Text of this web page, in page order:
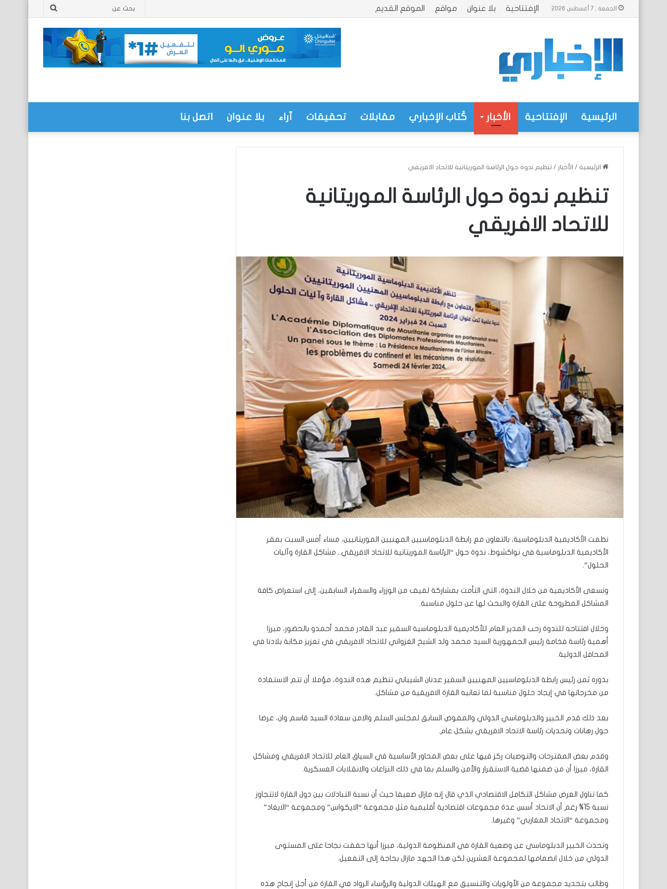
الجمعة , 7 أغسطس 2026 الإفتتاحية بلا عنوان مواقع الموقع القديم بحث
الرئيسية الإفتتاحية الأخبار كُتاب الإخباري مقابلات تحقيقات آراء بلا عنوان اتصل بنا
الرئيسية / الأخبار / تنظيم ندوة حول الرئاسة الموريتانية للاتحاد الافريقي
تنظيم ندوة حول الرئاسة الموريتانية
للاتحاد الافريقي
نظمت الأكاديمية الدبلوماسية، بالتعاون مع رابطة الدبلوماسيين المهنيين الموريتانيين، مساء أمس السبت بمقر
الأكاديمية الدبلوماسية في نواكشوط، ندوة حول “الرئاسة الموريتانية للاتحاد الافريقي.. مشاكل القارة وآليات
الحلول”.
وتسعى الأكاديمية من خلال الندوة، التي التأمت بمشاركة لفيف من الوزراء والسفراء السابقين، إلى استعراض كافة
المشاكل المطروحة على القارة والبحث لها عن حلول مناسبة.
وخلال افتتاحه للندوة رحب المدير العام للأكاديمية الدبلوماسية السفير عبد القادر محمد أحمدو بالحضور، مبرزا
أهمية رئاسة فخامة رئيس الجمهورية السيد محمد ولد الشيخ الغزواني للاتحاد الافريقي في تعزيز مكانة بلادنا في
المحافل الدولية.
بدوره ثمن رئيس رابطة الدبلوماسيين المهنيين السفير عدنان الشيباني تنظيم هذه الندوة، مؤملا أن تتم الاستفادة
من مخرجاتها في إيجاد حلول مناسبة لما تعانيه القارة الافريقية من مشاكل.
بعد ذلك قدم الخبير والدبلوماسي الدولي والمفوض السابق لمجلس السلم والامن سعادة السيد قاسم وان، عرضا
حول رهانات وتحديات رئاسة الاتحاد الافريقي بشكل عام.
وقدم بعض المقترحات والتوصيات ركز فيها على بعض المحاور الأساسية في السياق العام للاتحاد الافريقي ومشاكل
القارة، مبرزا أن من ضمنها قضية الاستقرار والأمن والسلم بما في ذلك النزاعات والانقلابات العسكرية.
كما تناول العرض مشاكل التكامل الاقتصادي الذي قال إنه مازال ضعيفا حيث أن نسبة التبادلات بين دول القارة لاتتجاوز
نسبة 15% رغم أن الاتحاد أسس عدة مجموعات اقتصادية أقليمية مثل مجموعة “الايكواس” ومجموعة “الايغاد”
ومجموعة “الاتحاد المغاربي” وغيرها.
وتحدث الخبير الدبلوماسي عن وضعية القارة في المنظومة الدولية، مبرزا أنها حققت نجاحا على المستوى
الدولي من خلال انضمامها لمجموعة العشرين لكن هذا الجهد مازال بحاجة إلى التفعيل.
وطالب بتحديد مجموعة من الأولويات والتنسيق مع الهيئات الدولية والرؤساء الرواد في القارة من أجل إنجاح هذه
توقع عواصف رعدية قوية على جنوب